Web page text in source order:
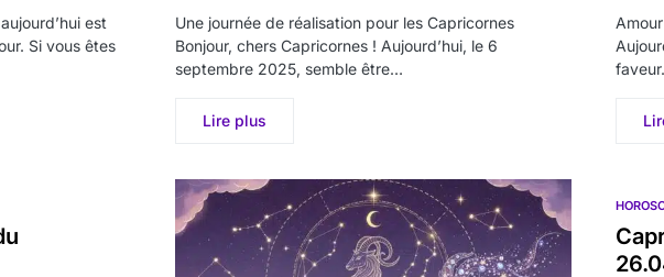
est
Si vous êtes
Une journée de réalisation pour les Capricornes
Bonjour, chers Capricornes ! Aujourd’hui, le 6
septembre 2025, semble être…
Lire plus